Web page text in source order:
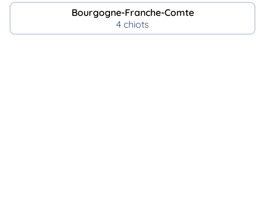
Bourgogne-Franche-Comte
4 chiots